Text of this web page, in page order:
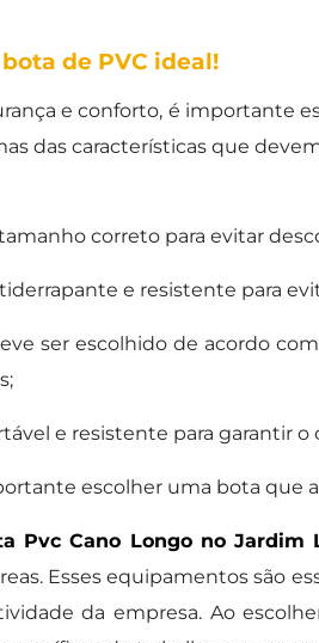
de PVC ideal!
e conforto, é importante
das características que
correto para evitar
e resistente para
ser escolhido de acordo
e resistente para garantir
escolher uma bota que
Pvc Cano Longo no Jardim
Esses equipamentos são
da empresa. Ao